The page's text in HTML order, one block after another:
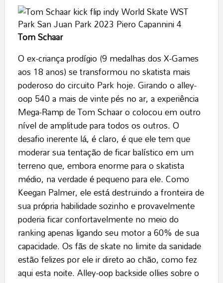
Tom Schaar
O ex-criança prodígio (9 medalhas dos X-Games
aos 18 anos) se transformou no skatista mais
poderoso do circuito Park hoje. Girando o alley-
oop 540 a mais de vinte pés no ar, a experiência
Mega-Ramp de Tom Schaar o colocou em outro
nível de amplitude para todos os outros. O
desafio inerente lá, é claro, é que ele tem que
moderar sua tentação de ficar balístico em um
terreno que, embora enorme para o skatista
médio, na verdade é pequeno para ele. Como
Keegan Palmer, ele está destruindo a fronteira de
sua própria habilidade sozinho e provavelmente
poderia ficar confortavelmente no meio do
ranking apenas ligando seu motor a 60% de sua
capacidade. Os fãs de skate no limite da sanidade
estão felizes por ele ir direto ao chão, como fez
aqui esta noite. Alley-oop backside ollies sobre o